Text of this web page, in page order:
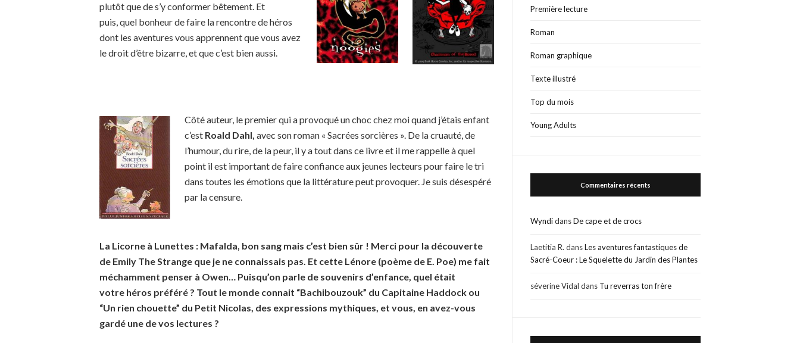
plutôt que de s’y conformer bêtement. Et
puis, quel bonheur de faire la rencontre de héros
dont les aventures vous apprennent que vous avez
le droit d’être bizarre, et que c’est bien aussi.
Côté auteur, le premier qui a provoqué un choc chez moi quand j’étais enfant
c’est Roald Dahl, avec son roman « Sacrées sorcières ». De la cruauté, de
l’humour, du rire, de la peur, il y a tout dans ce livre et il me rappelle à quel
point il est important de faire confiance aux jeunes lecteurs pour faire le tri
dans toutes les émotions que la littérature peut provoquer. Je suis désespéré
par la censure.
La Licorne à Lunettes : Mafalda, bon sang mais c’est bien sûr ! Merci pour la découverte
de Emily The Strange que je ne connaissais pas. Et cette Lénore (poème de E. Poe) me fait
méchamment penser à Owen… Puisqu’on parle de souvenirs d’enfance, quel était
votre héros préféré ? Tout le monde connait “Bachibouzouk” du Capitaine Haddock ou
“Un rien chouette” du Petit Nicolas, des expressions mythiques, et vous, en avez-vous
gardé une de vos lectures ?
Première lecture
Roman
Roman graphique
Texte illustré
Top du mois
Young Adults
Commentaires récents
WyndidansDe cape et de crocs
Laetitia R. dansLes aventures fantastiques de
Sacré-Coeur : Le Squelette du Jardin des Plantes
séverine Vidal dans Tu reverras ton frère